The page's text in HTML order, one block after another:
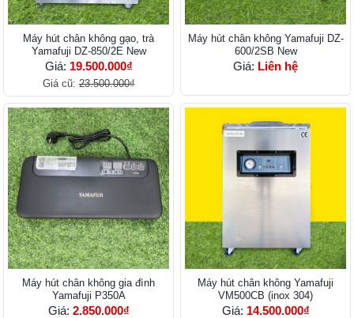
Máy hút chân không gạo, trà
Yamafuji DZ-850/2E New
Giá: 19.500.000₫
Giá cũ:23.500.000₫
Máy hút chân không Yamafuji DZ-
600/2SB New
Giá: Liên hệ
Máy hút chân không gia đình
Yamafuji P350A
Giá: 2.850.000₫
Máy hút chân không Yamafuji
VM500CB (inox 304)
Giá: 14.500.000₫